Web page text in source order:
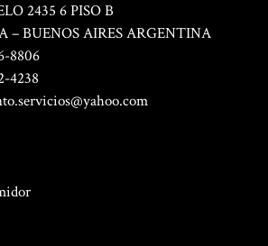
2435 6 PISO B
– BUENOS AIRES ARGENTINA
8806
4238